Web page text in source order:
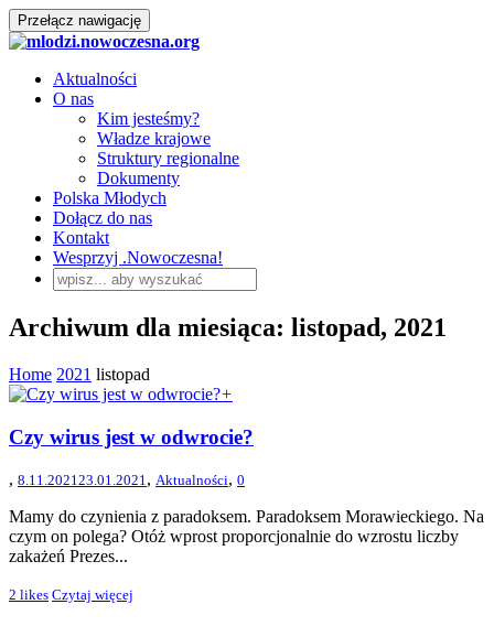
Przełącz nawigację
Aktualności
O nas
Kim jesteśmy?
Władze krajowe
Struktury regionalne
Dokumenty
Polska Młodych
Dołącz do nas
Kontakt
Wesprzyj .Nowoczesna!
Archiwum dla miesiąca: listopad, 2021
Home 2021 listopad
+
Czy wirus jest w odwrocie?
, 8.11.202123.01.2021, Aktualności, 0
Mamy do czynienia z paradoksem. Paradoksem Morawieckiego. Na
czym on polega? Otóż wprost proporcjonalnie do wzrostu liczby
zakażeń Prezes...
2 likes Czytaj więcej